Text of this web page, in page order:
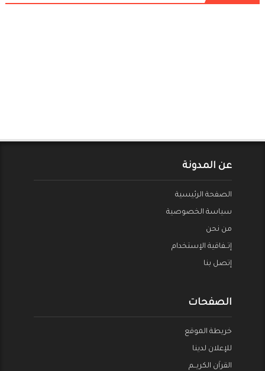
عن المدونة
الصفحة الرئيسية
سياسة الخصوصية
من نحن
إتــفاقية الإستخدام
إتصل بنا
الصفحات
خريطة الموقع
للإعلان لدينا
القراَن الكريــم